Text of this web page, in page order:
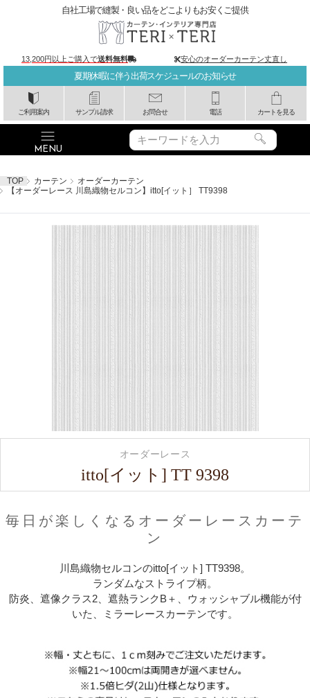
夏期休暇に伴う出荷スケジュールのお知らせ
ご利用案内 サンプル請求 お問合せ 電話 カートを見る
自社工場で縫製・良い品をどこよりもお安くご提供
13,200円以上ご購入で送料無料 安心のオーダーカーテン丈直し
TOP カーテン
オーダーカーテン
【オーダーレース 川島織物セルコン】itto[イット］ TT9398
毎日が楽しくなるオーダーレースカーテ
ン
オーダーレース
itto[イット] TT 9398
川島織物セルコンのitto[イット] TT9398。
ランダムなストライプ柄。
防炎、遮像クラス2、遮熱ランクB＋、ウォッシャブル機能が付
いた、ミラーレースカーテンです。